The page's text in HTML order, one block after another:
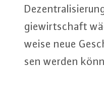
gie­wirt­schaft
wei­se neue
sen werden